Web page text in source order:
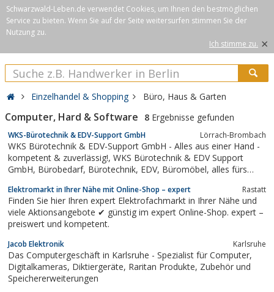
Schwarzwald-Leben.de verwendet Cookies, um Ihnen den bestmöglichen
Service zu bieten. Wenn Sie auf der Seite weitersurfen stimmen Sie der
Nutzung zu.
Ich stimme zu. ×
Einzelhandel & Shopping Büro, Haus & Garten
Computer, Hard & Software 8 Ergebnisse gefunden
WKS-Bürotechnik & EDV-Support GmbH Lörrach-Brombach
WKS Bürotechnik & EDV-Support GmbH - Alles aus einer Hand -
kompetent & zuverlässig!, WKS Bürotechnik & EDV Support
GmbH, Bürobedarf, Bürotechnik, EDV, Büromöbel, alles fürs
Elektromarkt in Ihrer Nähe mit Online-Shop – expert Rastatt
Finden Sie hier Ihren expert Elektrofachmarkt in Ihrer Nähe und
viele Aktionsangebote ✔ günstig im expert Online-Shop. expert –
preiswert und kompetent.
Jacob Elektronik Karlsruhe
Das Computergeschäft in Karlsruhe - Spezialist für Computer,
Digitalkameras, Diktiergeräte, Raritan Produkte, Zubehör und
Speichererweiterungen